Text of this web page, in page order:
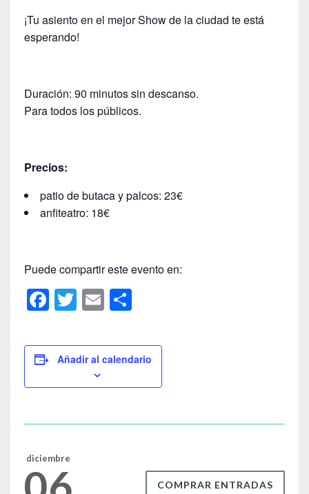
¡Tu asiento en el mejor Show de la ciudad te está
esperando!
Duración: 90 minutos sin descanso.
Para todos los públicos.
Precios:
patio de butaca y palcos: 23€
anfiteatro: 18€
Puede compartir este evento en:
F
c
e
b
o
k
T
tt
er
E
ailm
p
ar
Añadir al calendario
diciembre
COMPRAR ENTRADAS